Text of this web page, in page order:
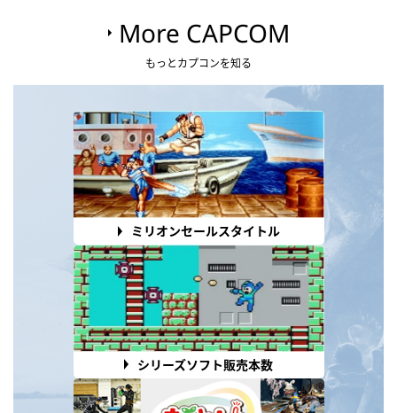
More CAPCOM
もっとカプコンを知る
ミリオンセールスタイトル
シリーズソフト販売本数